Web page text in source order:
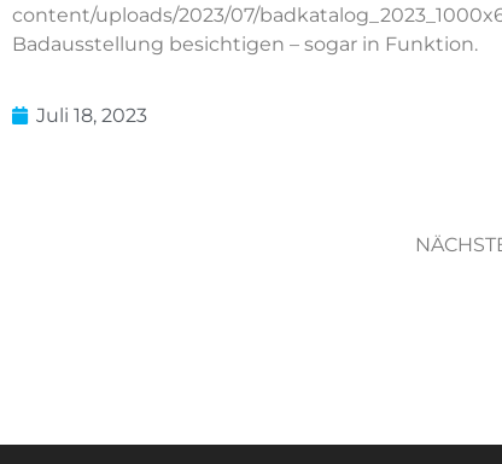
content/uploads/2023/07/
Badausstellung besichtigen – sogar in Funktion.
Juli 18, 2023